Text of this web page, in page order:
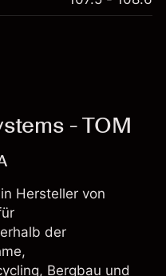
- TOM
Hersteller von
der
Bergbau und